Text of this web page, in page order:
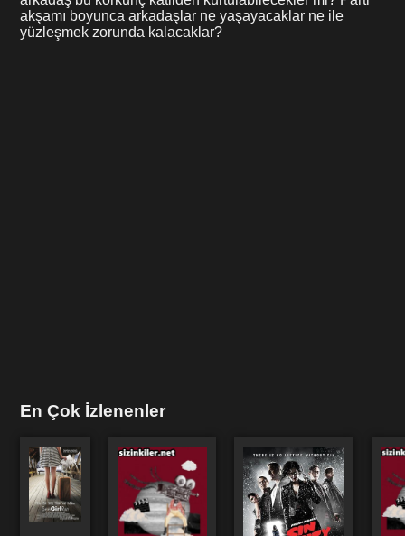
akşamı boyunca arkadaşlar ne yaşayacaklar ne ile
yüzleşmek zorunda kalacaklar?
En Çok İzlenenler